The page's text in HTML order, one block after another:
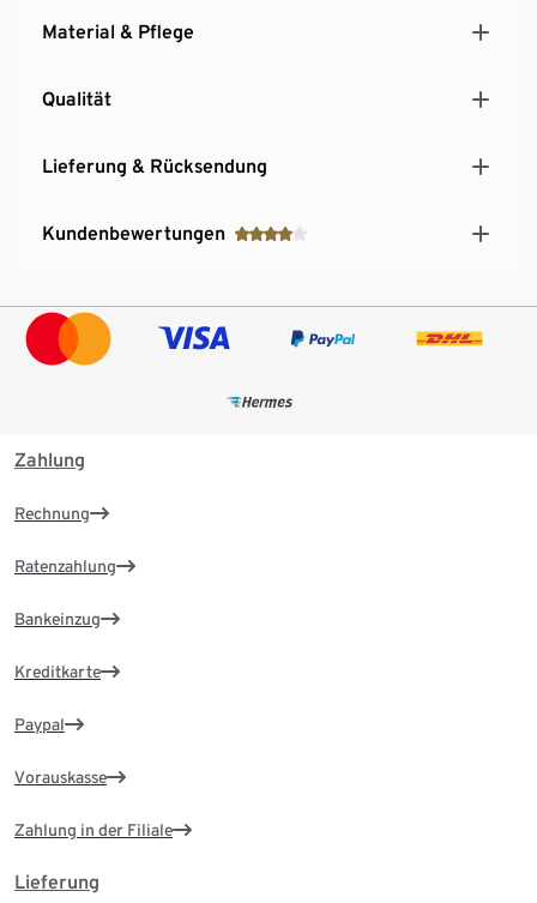
Material & Pflege
Qualität
Lieferung & Rücksendung
Kundenbewertungen
Zahlung
Rechnung
Ratenzahlung
Bankeinzug
Kreditkarte
Paypal
Vorauskasse
Zahlung in der Filiale
Lieferung